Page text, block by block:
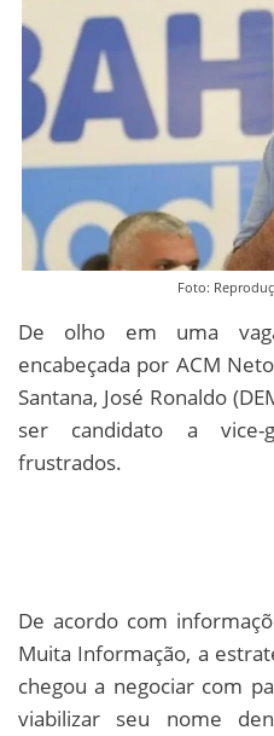
Foto:
De olho em uma
encabeçada por ACM
Santana, José Ronaldo
ser candidato a vice-
frustrados.
De acordo com
Muita Informação, a
chegou a negociar com
viabilizar seu nome